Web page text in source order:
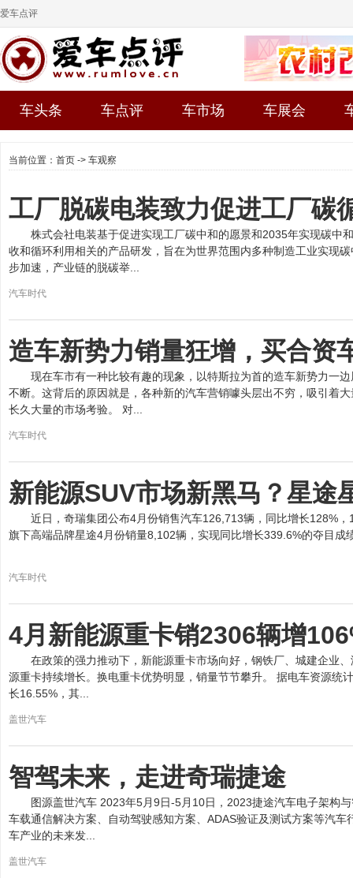
爱车点评
车头条 车点评 车市场 车展会
当前位置： 首页 -> 车观察
工厂脱碳电装致力促进工厂碳
株式会社电装基于促进实现工厂碳中和的愿景和2035年实现碳中
收和循环利用相关的产品研发，旨在为世界范围内多种制造工业实现
步加速，产业链的脱碳举...
汽车时代
造车新势力销量狂增，买合资
现在车市有一种比较有趣的现象，以特斯拉为首的造车新势力一
不断。这背后的原因就是，各种新的汽车营销噱头层出不穷，吸引着
长久大量的市场考验。 对...
汽车时代
新能源SUV市场新黑马？星途
近日，奇瑞集团公布4月份销售汽车126,713辆，同比增长128%
旗下高端品牌星途4月份销量8,102辆，实现同比增长339.6%的夺目
汽车时代
4月新能源重卡销2306辆增
在政策的强力推动下，新能源重卡市场向好，钢铁厂、城建企业
源重卡持续增长。换电重卡优势明显，销量节节攀升。 据电车资源统
长16.55%，其...
盖世汽车
智驾未来，走进奇瑞捷途
图源盖世汽车 2023年5月9日-5月10日，2023捷途汽车电子架构
车载通信解决方案、自动驾驶感知方案、ADAS验证及测试方案等汽
车产业的未来发...
盖世汽车